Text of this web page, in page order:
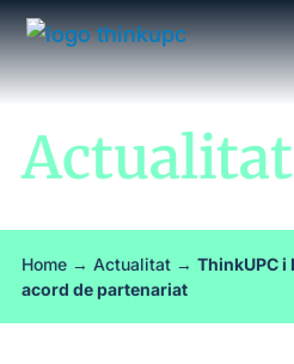
Actualitat
Home → Actualitat → ThinkUPC i
acord de partenariat